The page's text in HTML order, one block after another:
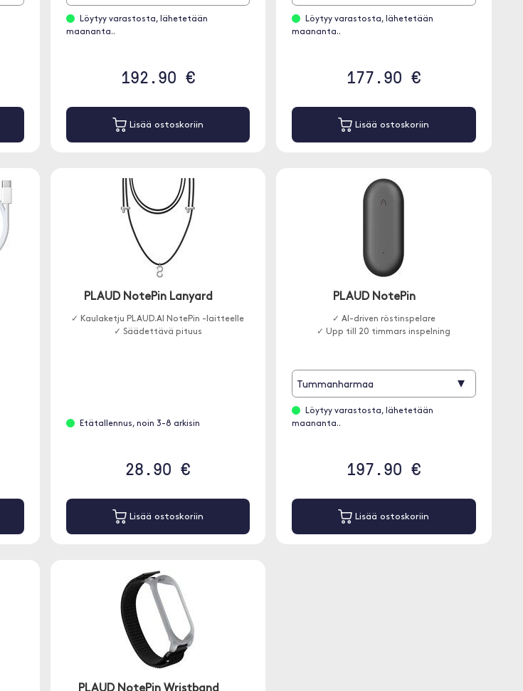
Löytyy varastosta, lähetetään
maananta..
192.90 €
Lisää ostoskoriin
Löytyy varastosta, lähetetään
maananta..
177.90 €
Lisää ostoskoriin
PLAUD NotePin Lanyard
✓ Kaulaketju PLAUD.AI NotePin -laitteelle
✓ Säädettävä pituus
Etätallennus, noin 3-8 arkisin
28.90 €
Lisää ostoskoriin
PLAUD NotePin
✓ AI-driven röstinspelare
✓ Upp till 20 timmars inspelning
Tummanharmaa ▾
Löytyy varastosta, lähetetään
maananta..
197.90 €
Lisää ostoskoriin